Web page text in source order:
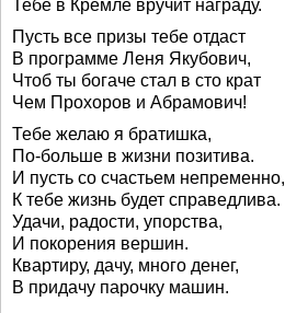
Тебе в Кремле вручит награду.
Пусть все призы тебе отдаст
В программе Леня Якубович,
Чтоб ты богаче стал в сто крат
Чем Прохоров и Абрамович!
Тебе желаю я братишка,
По-больше в жизни позитива.
И пусть со счастьем непременно,
К тебе жизнь будет справедлива.
Удачи, радости, упорства,
И покорения вершин.
Квартиру, дачу, много денег,
В придачу парочку машин.